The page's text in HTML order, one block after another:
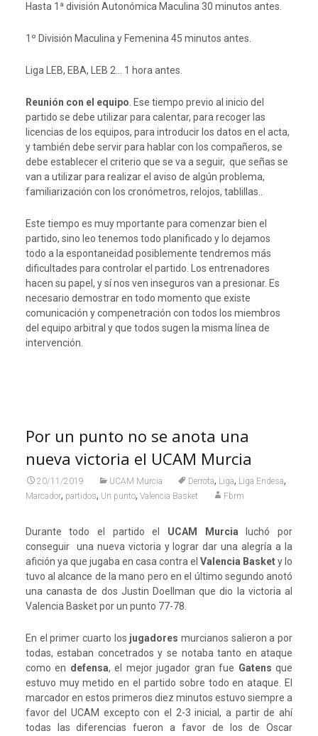
Hasta 1ª división Autonómica Maculina 30 minutos antes.
1º División Maculina y Femenina 45 minutos antes.
Liga LEB, EBA, LEB 2… 1 hora antes.
Reunión con el equipo . Ese tiempo previo al inicio del
partido se debe utilizar para calentar, para recoger las
licencias de los equipos, para introducir los datos en el acta,
y también debe servir para hablar con los compañeros, se
debe establecer el criterio que se va a seguir, que señas se
van a utilizar para realizar el aviso de algún problema,
familiarización con los cronómetros, relojos, tablillas..
Este tiempo es muy mportante para comenzar bien el
partido, sino leo tenemos todo planificado y lo dejamos
todo a la espontaneidad posiblemente tendremos más
dificultades para controlar el partido. Los entrenadores
hacen su papel, y sí nos ven inseguros van a presionar. Es
necesario demostrar en todo momento que existe
comunicación y compenetración con todos los miembros
del equipo arbitral y que todos sugen la misma línea de
intervención.
Por un punto no se anota una
nueva victoria el UCAM Murcia
20/11/2019 UCAM Murcia Derrota, Liga, Liga Endesa,
Marcador, partidos, Un punto, Valencia Basket Fbrm
Durante todo el partido el UCAM Murcia luchó por
conseguir una nueva victoria y lograr dar una alegría a la
afición ya que jugaba en casa contra elValencia Baskety lo
tuvo al alcance de la mano pero en el último segundo anotó
una canasta de dos Justin Doellman que dio la victoria al
Valencia Basket por un punto 77-78.
En el primer cuarto los jugadores murcianos salieron a por
todas, estaban concetrados y se notaba tanto en ataque
como en defensa, el mejor jugador gran fue Gatens que
estuvo muy metido en el partido sobre todo en ataque. El
marcador en estos primeros diez minutos estuvo siempre a
favor del UCAM excepto con el 2-3 inicial, a partir de ahí
todas las diferencias fueron a favor de los de Oscar